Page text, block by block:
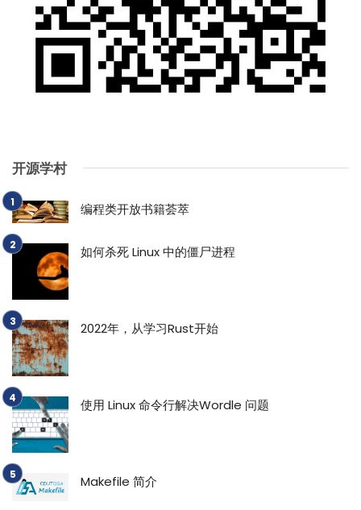
开源学村
编程类开放书籍荟萃
如何杀死 Linux 中的僵尸进程
2022年，从学习Rust开始
使用 Linux 命令行解决Wordle 问题
Makefile 简介